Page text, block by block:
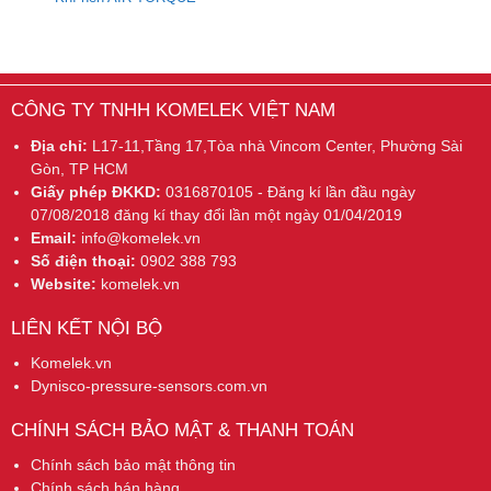
CÔNG TY TNHH KOMELEK VIỆT NAM
Địa chỉ: L17-11,Tầng 17,Tòa nhà Vincom Center, Phường Sài
Gòn, TP HCM
Giấy phép ĐKKD: 0316870105 - Đăng kí lần đầu ngày
07/08/2018 đăng kí thay đổi lần một ngày 01/04/2019
Email: info@komelek.vn
Số điện thoại: 0902 388 793
Website: komelek.vn
LIÊN KẾT NỘI BỘ
Komelek.vn
Dynisco-pressure-sensors.com.vn
CHÍNH SÁCH BẢO MẬT & THANH TOÁN
Chính sách bảo mật thông tin